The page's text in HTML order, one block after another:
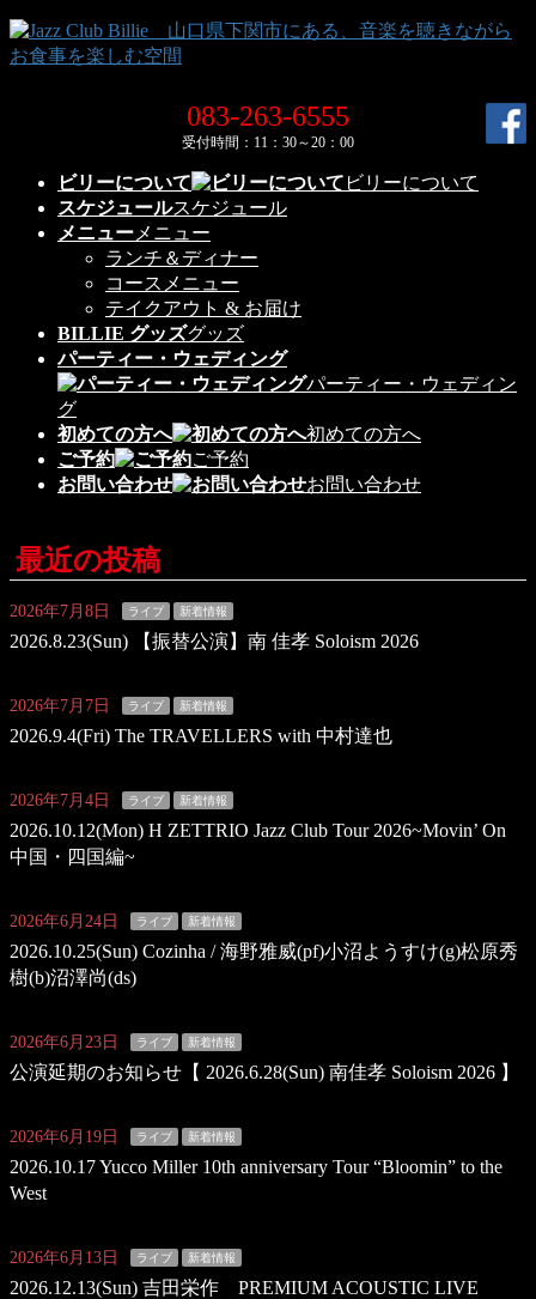
コ
ン
ナ
ビ
083-263-6555
受付時間：11：30～20：00
ビリーについて
ビリーについて
スケジュールスケジュール
メニュー メニュー
ランチ＆ディナー
コースメニュー
テイクアウト & お届け
BILLIE グッズグッズ
パーティー・ウェディング
パーティー・ウェディン
グ
初めての方へ
初めての方へ
ご予約
ご予約
お問い合わせ
お問い合わせ
最近の投稿
2026年7月8日 ライブ 新着情報
2026.8.23(Sun) 【振替公演】南 佳孝 Soloism 2026
2026年7月7日 ライブ 新着情報
2026.9.4(Fri) The TRAVELLERS with 中村達也
2026年7月4日 ライブ 新着情報
2026.10.12(Mon) H ZETTRIO Jazz Club Tour 2026~Movin’ On
中国・四国編~
2026年6月24日 ライブ 新着情報
2026.10.25(Sun) Cozinha / 海野雅威(pf)小沼ようすけ(g)松原秀
樹(b)沼澤尚(ds)
2026年6月23日 ライブ 新着情報
公演延期のお知らせ【 2026.6.28(Sun) 南佳孝 Soloism 2026 】
2026年6月19日 ライブ 新着情報
2026.10.17 Yucco Miller 10th anniversary Tour “Bloomin” to the
West
2026年6月13日 ライブ 新着情報
2026.12.13(Sun) 吉田栄作 PREMIUM ACOUSTIC LIVE